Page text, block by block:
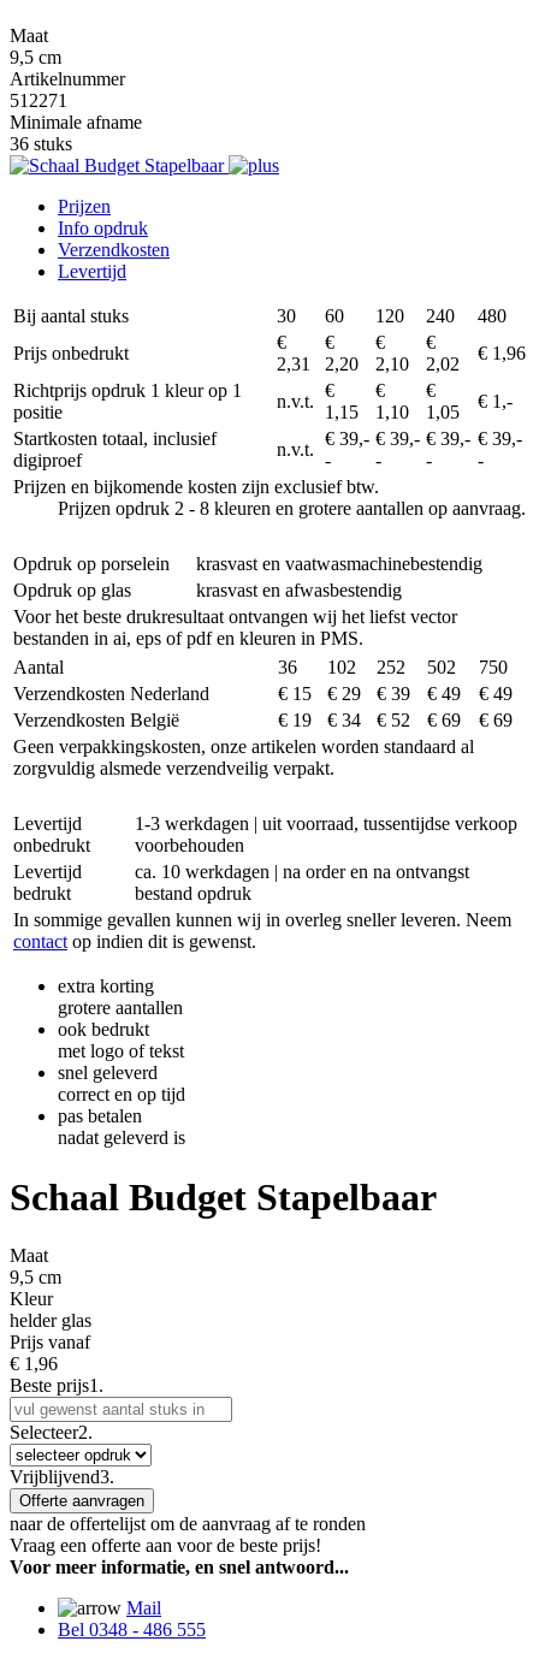
Maat
9,5 cm
Artikelnummer
512271
Minimale afname
36 stuks
Prijzen
Info opdruk
Verzendkosten
Levertijd
Bij aantal stuks 30 60 120 240
480
Prijs onbedrukt
€
2,31
€
2,20
€
2,10
€
2,02
€ 1,96
Richtprijs opdruk 1 kleur op 1
positie
n.v.t.
€
1,15
€
1,10
€
1,05
€ 1,-
Startkosten totaal, inclusief
digiproef
n.v.t.
€ 39,-
-
€ 39,-
-
€ 39,-
-
€ 39,-
-
Prijzen en bijkomende kosten zijn exclusief btw.
Prijzen opdruk 2 - 8 kleuren en grotere aantallen op aanvraag.
Opdruk op porselein
krasvast en vaatwasmachinebestendig
Opdruk op glas
krasvast en afwasbestendig
Voor het beste drukresultaat ontvangen wij het liefst vector
bestanden in ai, eps of pdf en kleuren in PMS.
Aantal
36 102 252 502
750
Verzendkosten Nederland
€ 15 € 29 € 39 € 49
€ 49
Verzendkosten België
€ 19 € 34 € 52 € 69
€ 69
Geen verpakkingskosten, onze artikelen worden standaard al
zorgvuldig alsmede verzendveilig verpakt.
Levertijd
onbedrukt
1-3 werkdagen | uit voorraad, tussentijdse verkoop
voorbehouden
Levertijd
bedrukt
ca. 10 werkdagen | na order en na ontvangst
bestand opdruk
In sommige gevallen kunnen wij in overleg sneller leveren. Neem
contact op indien dit is gewenst.
extra korting
grotere aantallen
ook bedrukt
met logo of tekst
snel geleverd
correct en op tijd
pas betalen
nadat geleverd is
Schaal Budget Stapelbaar
Maat
9,5 cm
Kleur
helder glas
Prijs vanaf
€ 1,96
Beste prijs1.
Selecteer2.
Vrijblijvend3.
Offerte aanvragen
naar de offertelijst om de aanvraag af te ronden
Vraag een offerte aan voor de beste prijs!
Voor meer informatie, en snel antwoord...
Mail
Bel 0348 - 486 555